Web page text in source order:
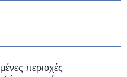
περιοχές